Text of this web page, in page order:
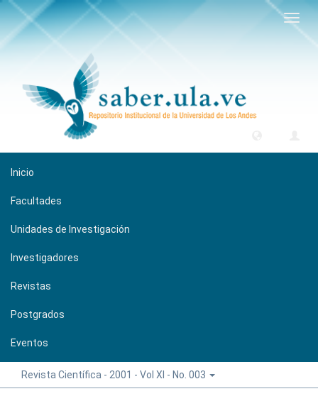
Inicio
Facultades
Unidades de Investigación
Investigadores
Revistas
Postgrados
Eventos
Revista Científica - 2001 - Vol XI - No. 003